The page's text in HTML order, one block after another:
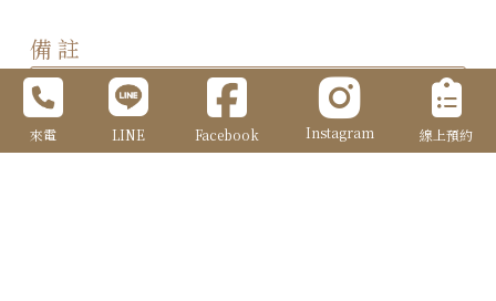
備 註
來電 LINE Facebook Instagram 線上預約